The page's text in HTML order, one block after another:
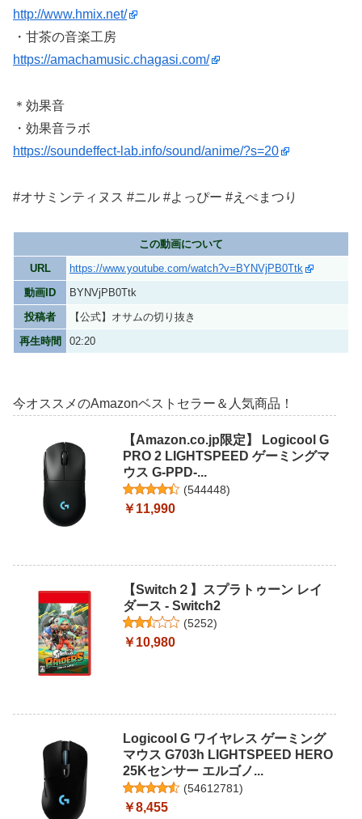
http://www.hmix.net/
・甘茶の音楽工房
https://amachamusic.chagasi.com/
＊効果音
・効果音ラボ
https://soundeffect-lab.info/sound/anime/?s=20
#オサミンティヌス #ニル #よっぴー #えぺまつり
この動画について
URL
https://www.youtube.com/watch?v=BYNVjPB0Ttk
動画ID
BYNVjPB0Ttk
投稿者
【公式】オサムの切り抜き
再生時間
02:20
今オススメのAmazonベストセラー＆人気商品！
【Amazon.co.jp限定】 Logicool G
PRO 2 LIGHTSPEED ゲーミングマ
ウス G-PPD-...
(544448)
￥11,990
【Switch２】スプラトゥーン レイ
ダース - Switch2
(5252)
￥10,980
Logicool G ワイヤレス ゲーミング
マウス G703h LIGHTSPEED HERO
25Kセンサー エルゴノ...
(54612781)
￥8,455